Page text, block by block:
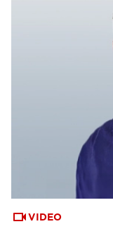
VIDEO